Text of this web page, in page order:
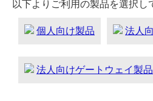
以下よりご利用の製品を選択
個人向け製品 法人
法人向けゲートウェイ製品